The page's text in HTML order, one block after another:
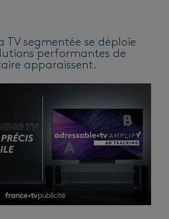
TV segmentée se déploie
performantes de
apparaissent.